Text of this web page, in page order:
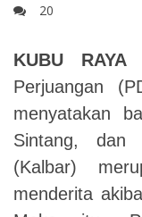
20
KUBU RAYA
Perjuangan
menyatakan
Sintang, dan
(Kalbar)
menderita